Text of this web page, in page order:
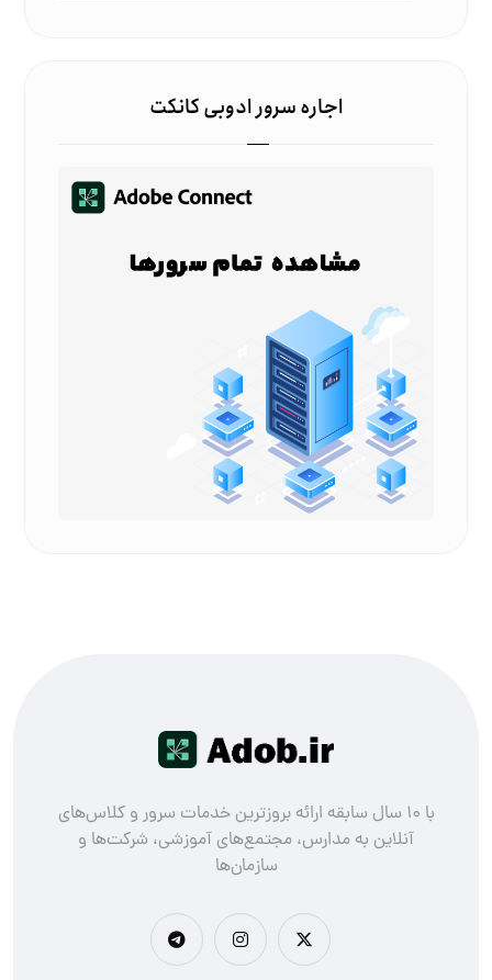
اجاره سرور ادوبی کانکت
با ۱۰ سال سابقه ارائه بروزترین خدمات سرور و کلاس‌های
آنلاین به مدارس، مجتمع‌های آموزشی، شرکت‌ها و
سازمان‌ها